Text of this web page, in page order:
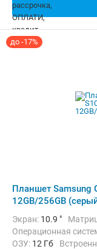
до -17%
Планшет Samsung
12GB/256GB
Экран: 10.9 "
Операционная
ОЗУ: 12 Гб